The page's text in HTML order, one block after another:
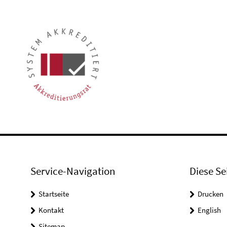
Service-Navigation
Startseite
Kontakt
Diese
Drucken
English